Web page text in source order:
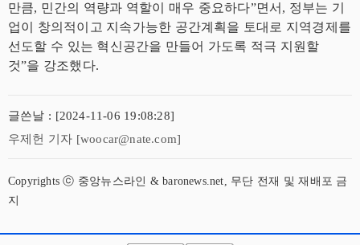
만큼, 민간의 역량과 역할이 매우 중요하다”면서, 정부는 기
업이 창의적이고 지속가능한 공간계획을 토대로 지역경제를
선도할 수 있는 혁신공간을 만들어 가도록 적극 지원할
것”을 강조했다.
글쓴날 : [2024-11-06 19:08:28]
우제헌 기자 [woocar@nate.com]
Copyrights ⓒ 중앙뉴스라인 & baronews.net, 무단 전재 및 재배포 금
지